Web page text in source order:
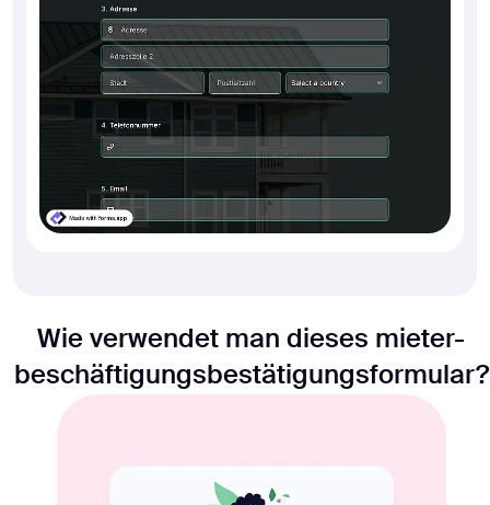
Wie verwendet man dieses mieter-
beschäftigungsbestätigungsformular?